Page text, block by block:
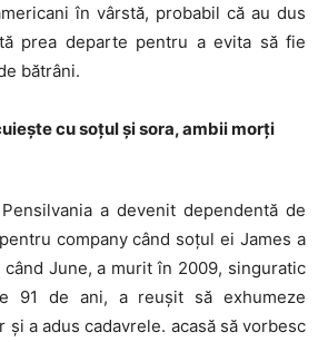
în vârstă, probabil că au dus
prea departe pentru a evita să fie
bătrâni.
cu soțul și sora, ambii morți
a devenit dependentă de
company când soțul ei James a
June, a murit în 2009, singuratic
91 de ani, a reușit să exhumeze
și a adus cadavrele. acasă să vorbesc